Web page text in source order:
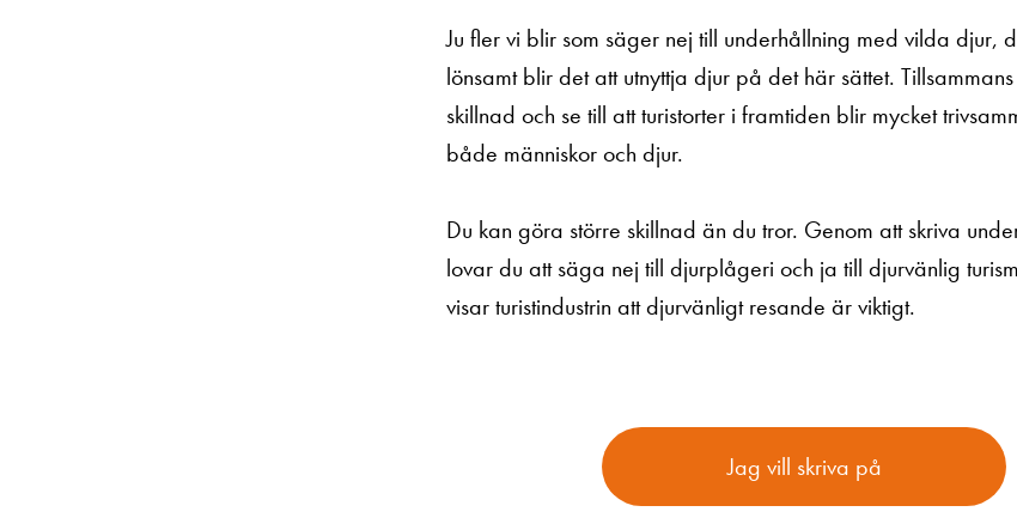
Ju fler vi blir som säger nej till underhållning med vilda djur,
lönsamt blir det att utnyttja djur på det här sättet.
skillnad och se till att turistorter i framtiden blir mycket
både människor och djur.
Du kan göra större skillnad än du tror. Genom att skriva
lovar du att säga nej till djurplågeri och ja till djurvänlig
visar turistindustrin att djurvänligt resande är viktigt.
Jag vill skriva på